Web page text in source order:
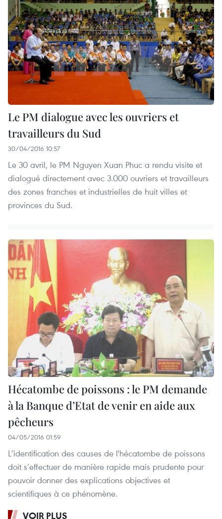
Le PM dialogue avec les ouvriers et
travailleurs du Sud
30/04/2016 10:57
Le 30 avril, le PM Nguyen Xuan Phuc a rendu visite et
dialogué directement avec 3.000 ouvriers et travailleurs
des zones franches et industrielles de huit villes et
provinces du Sud.
Hécatombe de poissons : le PM demande
à la Banque d’Etat de venir en aide aux
pêcheurs
04/05/2016 01:59
L’identification des causes de l'hécatombe de poissons
doit s’effectuer de manière rapide mais prudente pour
pouvoir donner des explications objectives et
scientifiques à ce phénomène.
VOIR PLUS